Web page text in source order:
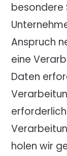
besondere
Anspruch
eine
Daten
holen wir